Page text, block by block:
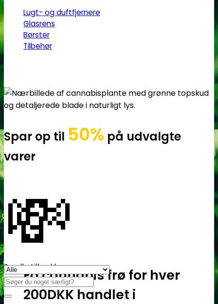
Lugt- og duftfjernere
Glasrens
Børster
Tilbehør
Få cannabis frø for hver
200DKK handlet i
Spar op til 50% på udvalgte
varer
💸
Se alle tilbud her
Søg
efter: